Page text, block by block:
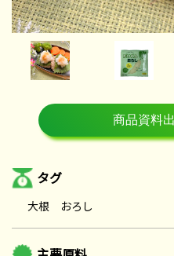
タグ
大根 おろし